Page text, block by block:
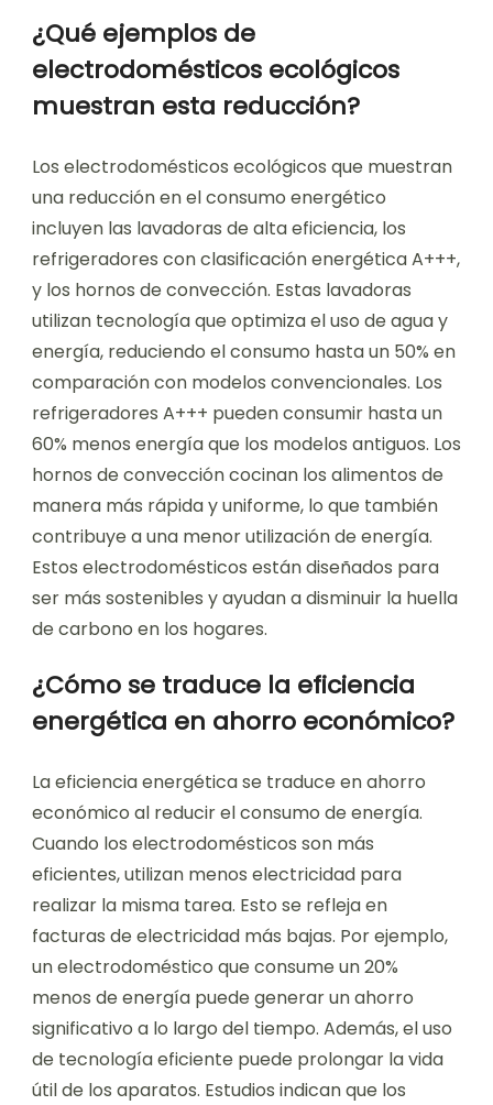
¿Qué ejemplos de
electrodomésticos ecológicos
muestran esta reducción?
Los electrodomésticos ecológicos que muestran
una reducción en el consumo energético
incluyen las lavadoras de alta eficiencia, los
refrigeradores con clasificación energética A+++,
y los hornos de convección. Estas lavadoras
utilizan tecnología que optimiza el uso de agua y
energía, reduciendo el consumo hasta un 50% en
comparación con modelos convencionales. Los
refrigeradores A+++ pueden consumir hasta un
60% menos energía que los modelos antiguos. Los
hornos de convección cocinan los alimentos de
manera más rápida y uniforme, lo que también
contribuye a una menor utilización de energía.
Estos electrodomésticos están diseñados para
ser más sostenibles y ayudan a disminuir la huella
de carbono en los hogares.
¿Cómo se traduce la eficiencia
energética en ahorro económico?
La eficiencia energética se traduce en ahorro
económico al reducir el consumo de energía.
Cuando los electrodomésticos son más
eficientes, utilizan menos electricidad para
realizar la misma tarea. Esto se refleja en
facturas de electricidad más bajas. Por ejemplo,
un electrodoméstico que consume un 20%
menos de energía puede generar un ahorro
significativo a lo largo del tiempo. Además, el uso
de tecnología eficiente puede prolongar la vida
útil de los aparatos. Estudios indican que los